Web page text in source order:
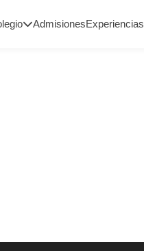
AdmisionesExperiencias